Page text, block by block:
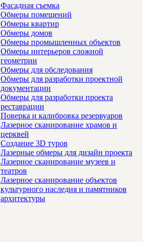
Фасадная съемка
Обмеры помещений
Обмеры квартир
Обмеры домов
Обмеры промышленных объектов
Обмеры интерьеров сложной
геометрии
Обмеры для обследования
Обмеры для разработки проектной
документации
Обмеры для разработки проекта
реставрации
Поверка и калибровка резервуаров
Лазерное сканирование храмов и
церквей
Создание 3D туров
Лазерные обмеры для дизайн проекта
Лазерное сканирование музеев и
театров
Лазерное сканирование объектов
культурного наследия и памятников
архитектуры